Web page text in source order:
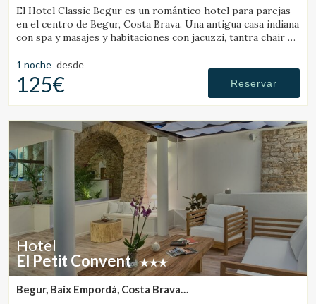
Gestionar mi reserva
El Hotel Classic Begur es un romántico hotel para parejas
en el centro de Begur, Costa Brava. Una antigua casa indiana
con spa y masajes y habitaciones con jacuzzi, tantra chair y
1 noche desde
125€ Reservar
Hotel
El Petit Convent
Begur, Baix Empordà, Costa Brava